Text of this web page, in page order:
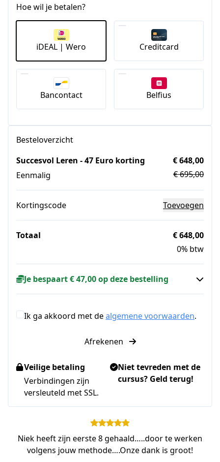
Hoe wil je betalen?
iDEAL | Wero Creditcard
Bancontact Belfius
Besteloverzicht
Succesvol Leren - 47 Euro korting
Eenmalig
€ 648,00
€ 695,00
Kortingscode Toevoegen
Totaal
€ 648,00
0% btw
Je bespaart € 47,00 op deze bestelling
Ik ga akkoord met dealgemene voorwaarden.
Afrekenen
Veilige betaling
Verbindingen zijn
versleuteld met SSL.
Niet tevreden met de
cursus? Geld terug!
Niek heeft zijn eerste 8 gehaald…..door te werken
volgens jouw methode….Onze dank is groot!